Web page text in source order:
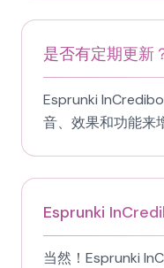
是否有定期更新
Esprunki
音、效果和功能来
Esprunki
当然！Esprunki